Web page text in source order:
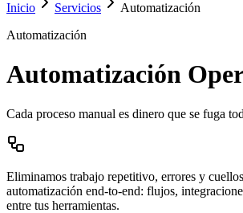
Inicio Servicios
Automatización
Automatización
Automatización
Cada proceso manual es dinero que se fuga
Eliminamos trabajo repetitivo, errores y
automatización end-to-end: flujos,
entre tus herramientas.